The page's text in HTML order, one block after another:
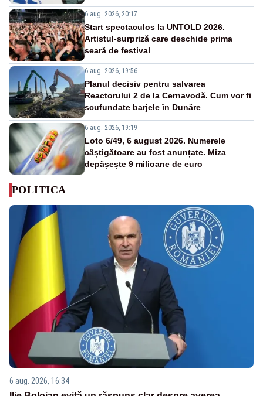
6 aug. 2026, 20:17
Start spectaculos la UNTOLD 2026.
Artistul-surpriză care deschide prima
seară de festival
6 aug. 2026, 19:56
Planul decisiv pentru salvarea
Reactorului 2 de la Cernavodă. Cum vor fi
scufundate barjele în Dunăre
6 aug. 2026, 19:19
Loto 6/49, 6 august 2026. Numerele
câștigătoare au fost anunțate. Miza
depășește 9 milioane de euro
POLITICA
6 aug. 2026, 16:34